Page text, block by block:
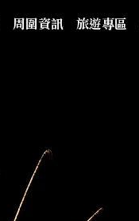
周圍資訊 旅遊專區